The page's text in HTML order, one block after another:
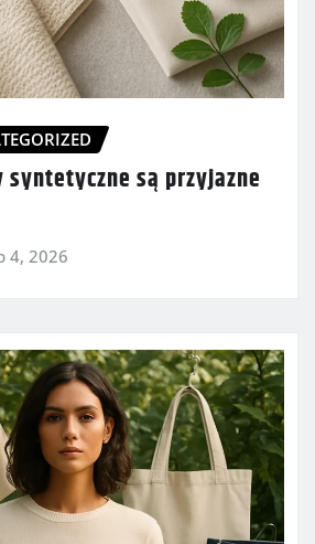
syntetyczne są przyjazne
4, 2026